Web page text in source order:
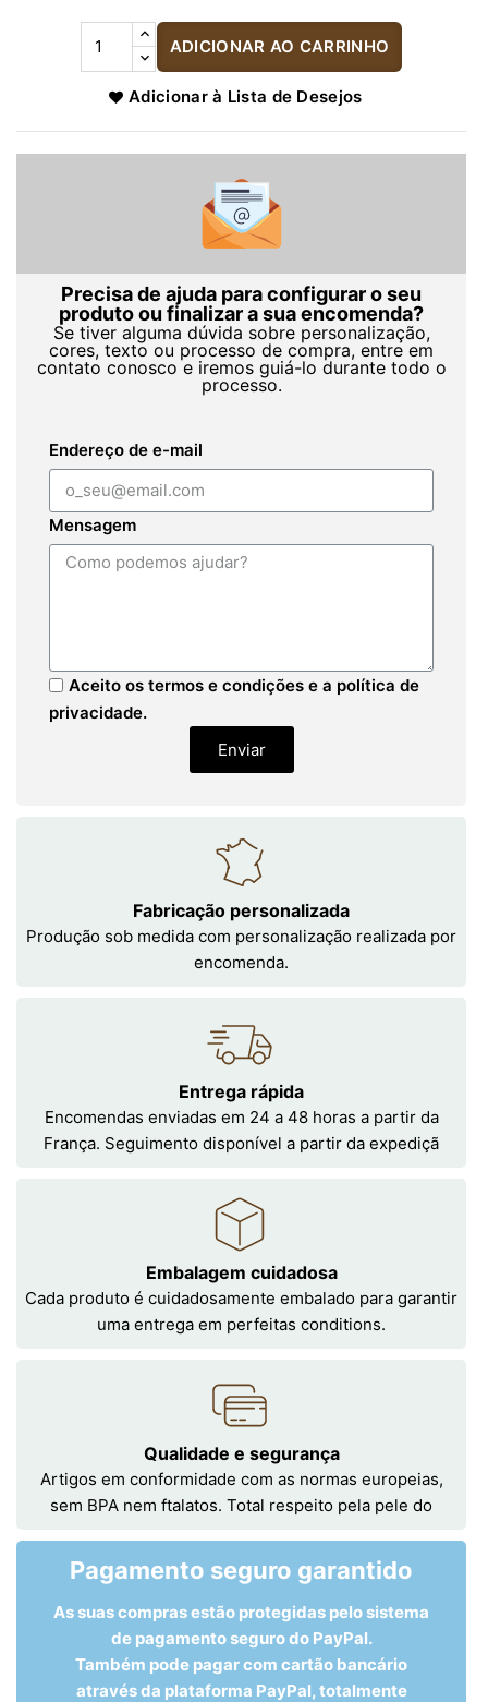
ADICIONAR AO CARRINHO
Adicionar à Lista de Desejos
Precisa de ajuda para configurar o seu
produto ou finalizar a sua encomenda?
Se tiver alguma dúvida sobre personalização,
cores, texto ou processo de compra, entre em
contato conosco e iremos guiá-lo durante todo o
processo.
Endereço de e-mail
Mensagem
Aceito os termos e condições e a política de
privacidade.
Enviar
Fabricação personalizada
Produção sob medida com personalização realizada por
encomenda.
Entrega rápida
Encomendas enviadas em 24 a 48 horas a partir da
França. Seguimento disponível a partir da expediçã
Embalagem cuidadosa
Cada produto é cuidadosamente embalado para garantir
uma entrega em perfeitas conditions.
Qualidade e segurança
Artigos em conformidade com as normas europeias,
sem BPA nem ftalatos. Total respeito pela pele do
Pagamento seguro garantido
As suas compras estão protegidas pelo sistema
de pagamento seguro do PayPal.
Também pode pagar com cartão bancário
através da plataforma PayPal, totalmente